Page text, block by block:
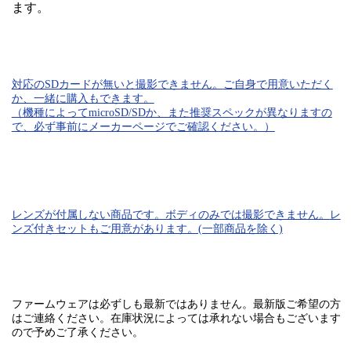
ます。
対応のSDカードが無いと 撮影できません。 ご自身で用意いただく
か、一緒に購入もできます。
（機種によってmicroSD/SDか、また推奨スペックが異なりますの
で、必ず事前にメーカーページでご確認ください。）
レンズが付属しない商品です。ボディのみでは撮影できません。
レ
ンズ付きセットもご用意があります。(一部商品を除く)
ファームウェアは必ずしも最新ではありません。最新版ご希望の方
はご連絡ください。在庫状況によっては承れない場合もございます
ので予めご了承ください。